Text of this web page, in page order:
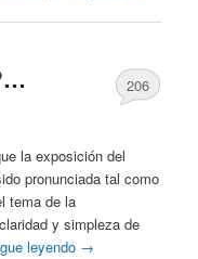
206
la exposición del
pronunciada tal como
tema de la
y simpleza de
leyendo →